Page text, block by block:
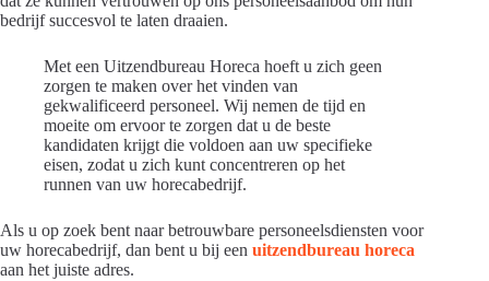
bedrijf succesvol te laten draaien.
Met een Uitzendbureau Horeca hoeft u zich geen
zorgen te maken over het vinden van
gekwalificeerd personeel. Wij nemen de tijd en
moeite om ervoor te zorgen dat u de beste
kandidaten krijgt die voldoen aan uw specifieke
eisen, zodat u zich kunt concentreren op het
runnen van uw horecabedrijf.
Als u op zoek bent naar betrouwbare personeelsdiensten voor
uw horecabedrijf, dan bent u bij een uitzendbureau horeca
aan het juiste adres.